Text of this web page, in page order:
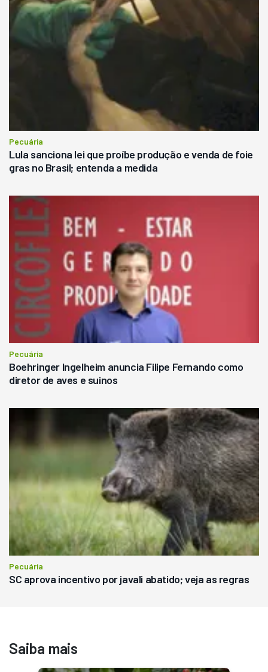
Pecuária
Lula sanciona lei que proíbe produção e venda de foie
gras no Brasil; entenda a medida
Pecuária
Boehringer Ingelheim anuncia Filipe Fernando como
diretor de aves e suinos
Pecuária
SC aprova incentivo por javali abatido; veja as regras
Saiba mais